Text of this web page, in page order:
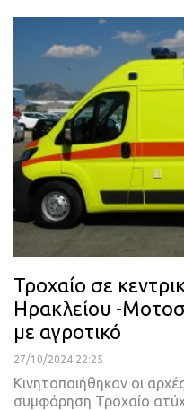
Τροχαίο σε
Ηρακλείου -
με αγροτικό
27/10/2024 22:25
Κινητοποιήθηκαν οι
συμφόρηση Τροχαίο